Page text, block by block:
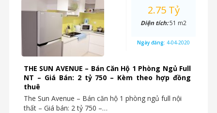
THE SUN AVENUE – Bán Căn Hộ 1 Phòng Ngủ Full
NT – Giá Bán: 2 tỷ 750 – Kèm theo hợp đồng
thuê
The Sun Avenue – Bán căn hộ 1 phòng ngủ full nội
thất – Giá bán: 2 tỷ 750 –…
2.75 Tỷ
Diện tích:51 m2
Ngày đăng: 4-04-2020